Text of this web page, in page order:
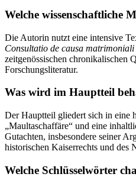
Welche wissenschaftliche
Die Autorin nutzt eine intensive
Consultatio de causa matrimoniali
zeitgenössischen chronikalischen
Forschungsliteratur.
Was wird im Hauptteil
Der Hauptteil gliedert sich in eine
„Maultaschaffäre“ und eine
Gutachten, insbesondere seiner
historischen Kaiserrechts und des
Welche Schlüsselwörter